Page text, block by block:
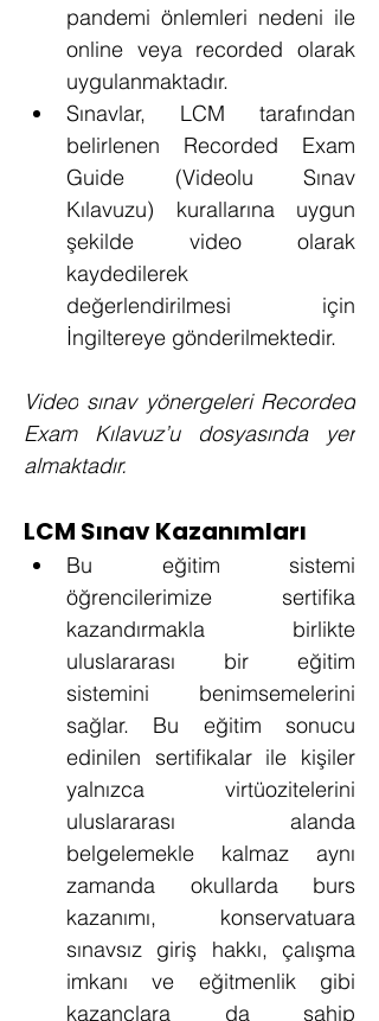
pandemi önlemleri nedeni ile
online veya recorded olarak
uygulanmaktadır.
Sınavlar, LCM tarafından
belirlenen Recorded Exam
Guide (Videolu Sınav
Kılavuzu) kurallarına uygun
şekilde video olarak
kaydedilerek
değerlendirilmesi için
İngiltereye gönderilmektedir.
Video sınav yönergeleri Recorded
Exam Kılavuz’u dosyasında yer
almaktadır.
LCM Sınav Kazanımları
Bu eğitim sistemi
öğrencilerimize sertifika
kazandırmakla birlikte
uluslararası bir eğitim
sistemini benimsemelerini
sağlar. Bu eğitim sonucu
edinilen sertifikalar ile kişiler
yalnızca virtüozitelerini
uluslararası alanda
belgelemekle kalmaz aynı
zamanda okullarda burs
kazanımı, konservatuara
sınavsız giriş hakkı, çalışma
imkanı ve eğitmenlik gibi
kazançlara da sahip